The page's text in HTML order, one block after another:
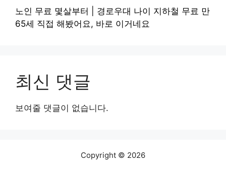
노인 무료 몇살부터 | 경로우대 나이 지하철 무료 만
65세 직접 해봤어요, 바로 이거네요
최신 댓글
보여줄 댓글이 없습니다.
Copyright © 2026